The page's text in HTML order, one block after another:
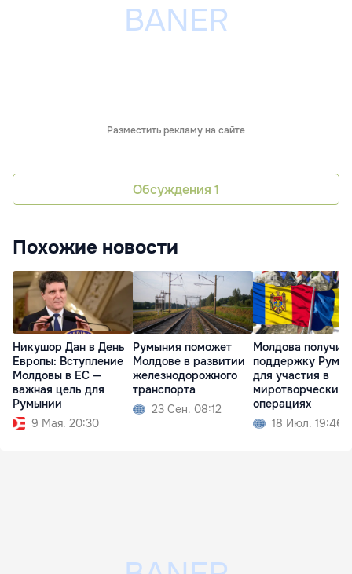
Разместить рекламу на сайте
Обсуждения 1
Похожие новости
Никушор Дан в День
Европы: Вступление
Молдовы в ЕС —
важная цель для
Румынии
9 Мая. 20:30
Румыния поможет
Молдове в развитии
железнодорожного
транспорта
23 Сен. 08:12
Молдова получит
поддержку
для участия в
миротворческих
операциях
18 Июл. 19:46